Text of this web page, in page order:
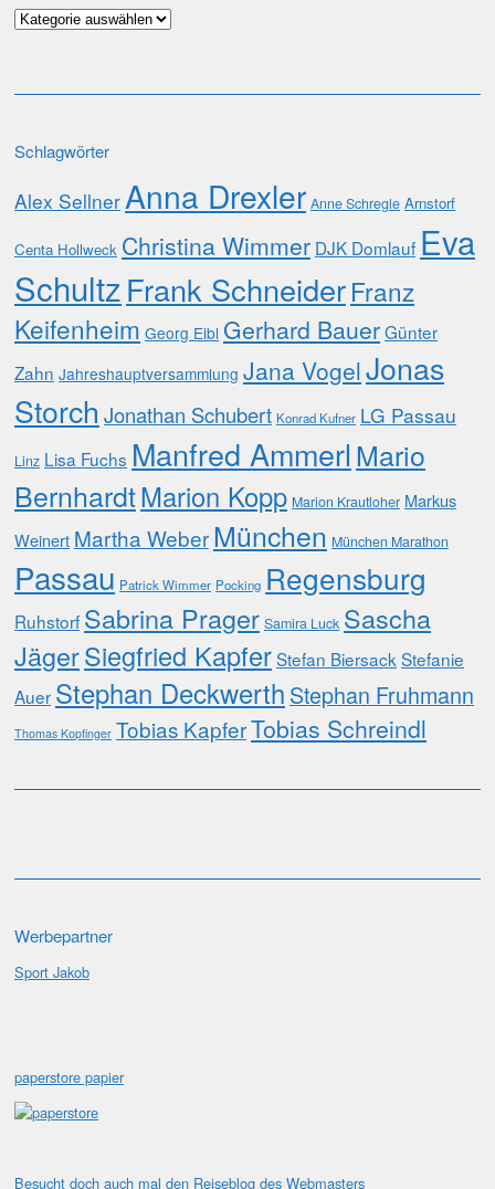
Kategorien
Schlagwörter
Alex SellnerAnna Drexler Anne Schregle Arnstorf
Centa Hollweck Christina Wimmer DJK Domlauf Eva
SchultzFrank SchneiderFranz
Keifenheim Georg Eibl Gerhard BauerGünter
Zahn Jahreshauptversammlung Jana VogelJonas
Storch Jonathan Schubert Konrad Kufner LG Passau
Linz Lisa Fuchs Manfred AmmerlMario
BernhardtMarion Kopp Marion Krautloher Markus
Weinert Martha WeberMünchen München Marathon
Passau Patrick Wimmer Pocking Regensburg
Ruhstorf Sabrina Prager Samira Luck Sascha
JägerSiegfried KapferStefan Biersack Stefanie
Auer Stephan Deckwerth Stephan Fruhmann
Thomas Kopfinger Tobias KapferTobias Schreindl
Werbepartner
Sport Jakob
paperstore papier
Besucht doch auch mal den Reiseblog des Webmasters